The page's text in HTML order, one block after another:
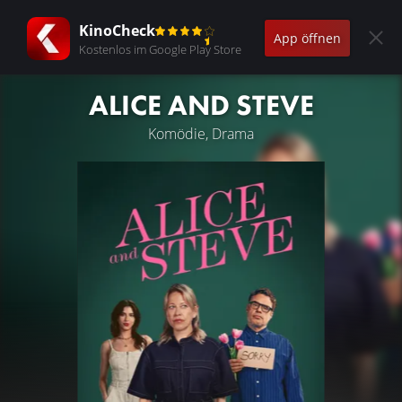
KinoCheck
Kostenlos im Google Play Store
App öffnen
ALICE AND STEVE
Komödie, Drama